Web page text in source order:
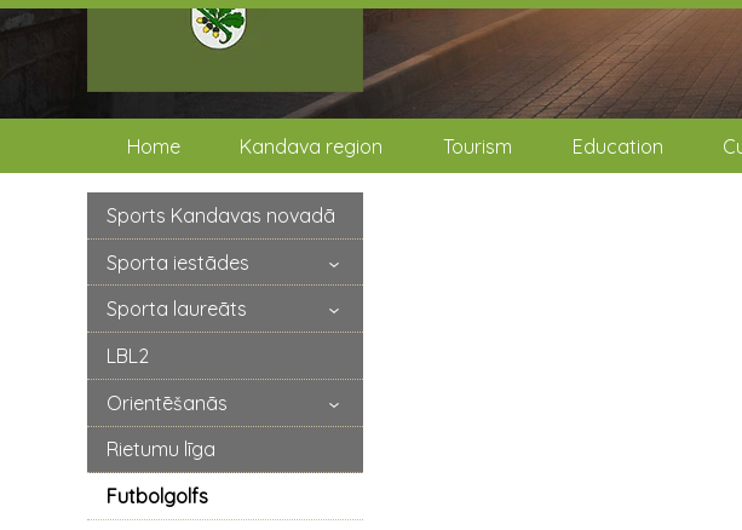
Home Kandava region Tourism Education
Sports Kandavas novadā
Sporta iestādes
Sporta laureāts
LBL2
Orientēšanās
Rietumu līga
Futbolgolfs